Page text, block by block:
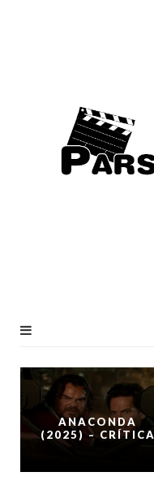
ANACONDA
(2025) – CRÍTICA